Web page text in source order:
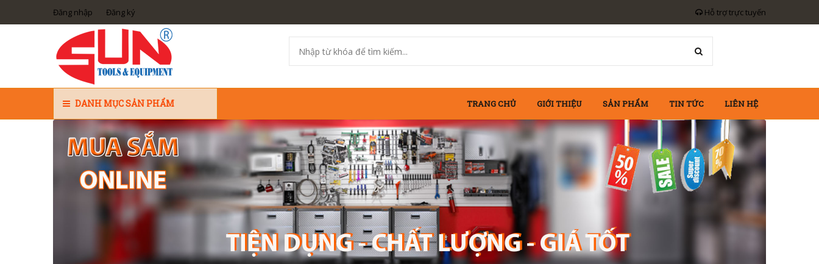
Đăng nhập Đăng ký Hỗ trợ trực tuyến
DANH MỤC SẢN PHẨM TRANG CHỦ GIỚI THIỆU SẢN PHẨM TIN TỨC LIÊN HỆ